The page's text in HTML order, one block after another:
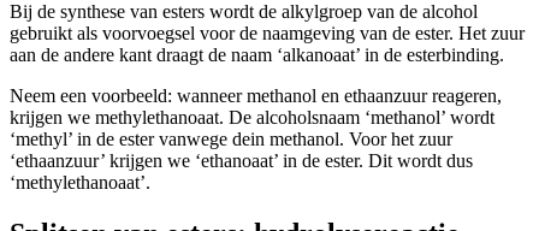
Bij de synthese van esters wordt de alkylgroep van de alcohol
gebruikt als voorvoegsel voor de naamgeving van de ester. Het zuur
aan de andere kant draagt de naam ‘alkanoaat’ in de esterbinding.
Neem een voorbeeld: wanneer methanol en ethaanzuur reageren,
krijgen we methylethanoaat. De alcoholsnaam ‘methanol’ wordt
‘methyl’ in de ester vanwege dein methanol. Voor het zuur
‘ethaanzuur’ krijgen we ‘ethanoaat’ in de ester. Dit wordt dus
‘methylethanoaat’.